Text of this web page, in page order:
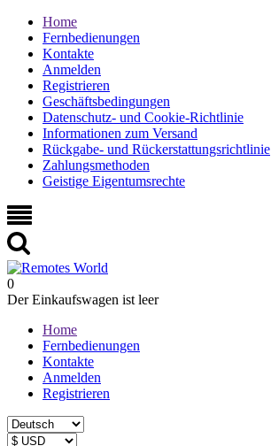
Home
Fernbedienungen
Kontakte
Anmelden
Registrieren
Geschäftsbedingungen
Datenschutz- und Cookie-Richtlinie
Informationen zum Versand
Rückgabe- und Rückerstattungsrichtlinie
Zahlungsmethoden
Geistige Eigentumsrechte
0
Der Einkaufswagen ist leer
Home
Fernbedienungen
Kontakte
Anmelden
Registrieren